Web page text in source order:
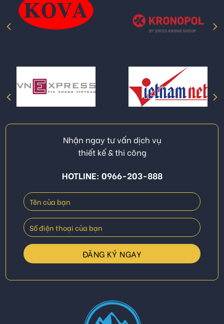
Nhận ngay tư vấn dịch vụ
thiết kế & thi công
HOTLINE: 0966-203-888